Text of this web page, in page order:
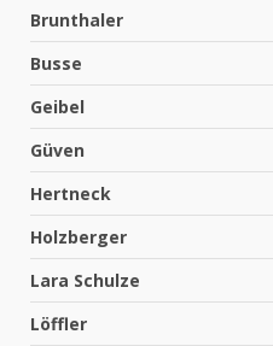
Brunthaler
Busse
Geibel
Güven
Hertneck
Holzberger
Lara Schulze
Löffler